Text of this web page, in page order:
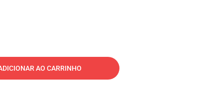
AO CARRINHO